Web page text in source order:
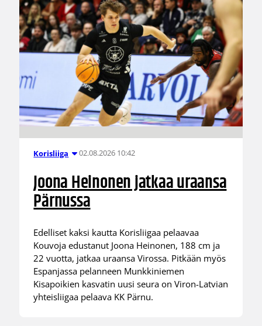
Korisliiga 02.08.2026 10:42
Joona Heinonen jatkaa uraansa
Pärnussa
Edelliset kaksi kautta Korisliigaa pelaavaa
Kouvoja edustanut Joona Heinonen, 188 cm ja
22 vuotta, jatkaa uraansa Virossa. Pitkään myös
Espanjassa pelanneen Munkkiniemen
Kisapoikien kasvatin uusi seura on Viron-Latvian
yhteisliigaa pelaava KK Pärnu.